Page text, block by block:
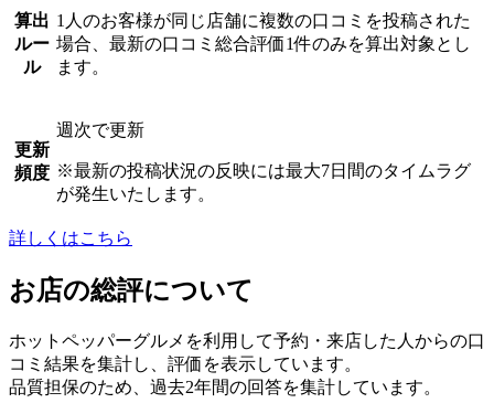
算出
ルー
ル
1人のお客様が同じ店舗に複数の口コミを投稿された
場合、最新の口コミ総合評価1件のみを算出対象とし
ます。
更新
頻度
週次で更新
※最新の投稿状況の反映には最大7日間のタイムラグ
が発生いたします。
詳しくはこちら
お店の総評について
ホットペッパーグルメを利用して予約・来店した人からの口
コミ結果を集計し、評価を表示しています。
品質担保のため、過去2年間の回答を集計しています。